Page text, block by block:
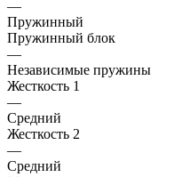
—
Пружинный
Пружинный блок
—
Независимые пружины
Жесткость 1
—
Средний
Жесткость 2
—
Средний